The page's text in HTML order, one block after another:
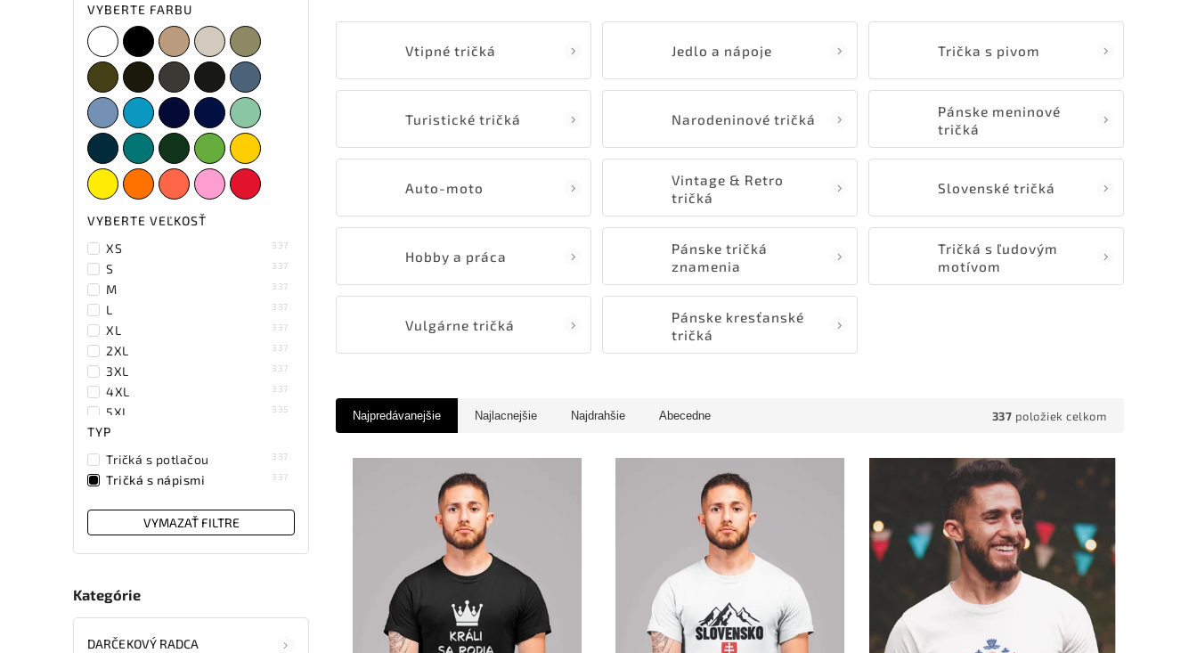
VYBERTE FARBU
Petrolejová 1
VYBERTE VEĽKOSŤ
XS
337
S 337
M 337
L 337
XL 337
2XL 337
3XL 337
4XL 337
5XL 335
TYP
Tričká s potlačou
337
Tričká s nápismi 337
VYMAZAŤ FILTRE
Kategórie
DARČEKOVÝ RADCA
Vtipné tričká Jedlo a nápoje Trička s pivom
Turistické tričká Narodeninové tričká
Pánske meninové
tričká
Auto-moto
Vintage & Retro
tričká
Slovenské tričká
Hobby a práca
Pánske tričká
znamenia
zverokruhu
Tričká s ľudovým
motívom
Vulgárne tričká
Pánske kresťanské
tričká
Najpredávanejšie Najlacnejšie Najdrahšie Abecedne 337 položiek celkom